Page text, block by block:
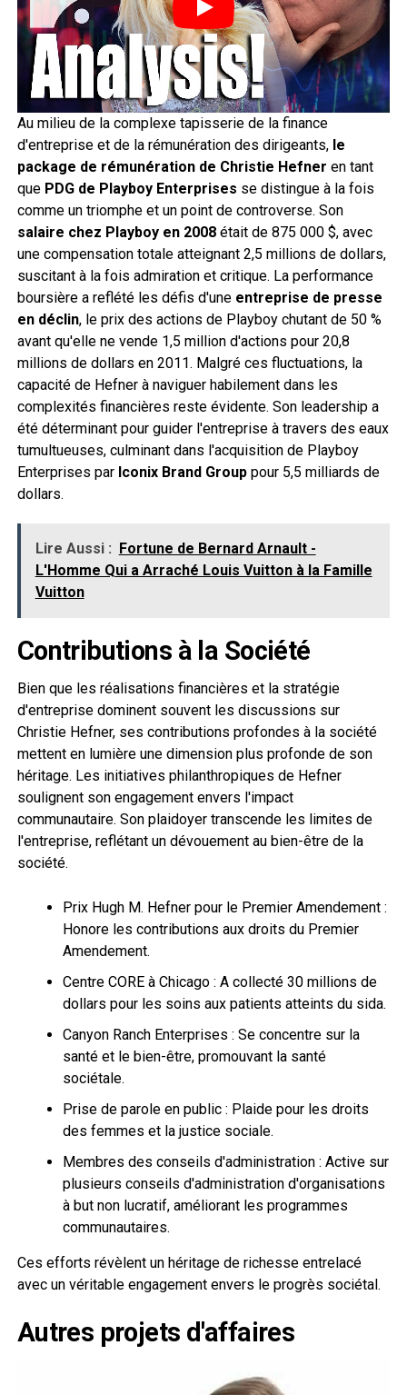
Au milieu de la complexe tapisserie de la finance
d'entreprise et de la rémunération des dirigeants, le
package de rémunération de Christie Hefner en tant
que PDG de Playboy Enterprises se distingue à la fois
comme un triomphe et un point de controverse. Son
salaire chez Playboy en 2008était de 875 000 $, avec
une compensation totale atteignant 2,5 millions de dollars,
suscitant à la fois admiration et critique. La performance
boursière a reflété les défis d'une entreprise de presse
en déclin, le prix des actions de Playboy chutant de 50 %
avant qu'elle ne vende 1,5 million d'actions pour 20,8
millions de dollars en 2011. Malgré ces fluctuations, la
capacité de Hefner à naviguer habilement dans les
complexités financières reste évidente. Son leadership a
été déterminant pour guider l'entreprise à travers des eaux
tumultueuses, culminant dans l'acquisition de Playboy
Enterprises par Iconix Brand Grouppour 5,5 milliards de
dollars.
Lire Aussi : Fortune de Bernard Arnault -
L'Homme Qui a Arraché Louis Vuitton à la Famille
Vuitton
Contributions à la Société
Bien que les réalisations financières et la stratégie
d'entreprise dominent souvent les discussions sur
Christie Hefner, ses contributions profondes à la société
mettent en lumière une dimension plus profonde de son
héritage. Les initiatives philanthropiques de Hefner
soulignent son engagement envers l'impact
communautaire. Son plaidoyer transcende les limites de
l'entreprise, reflétant un dévouement au bien-être de la
société.
Prix Hugh M. Hefner pour le Premier Amendement :
Honore les contributions aux droits du Premier
Amendement.
Centre CORE à Chicago : A collecté 30 millions de
dollars pour les soins aux patients atteints du sida.
Canyon Ranch Enterprises : Se concentre sur la
santé et le bien-être, promouvant la santé
sociétale.
Prise de parole en public : Plaide pour les droits
des femmes et la justice sociale.
Membres des conseils d'administration : Active sur
plusieurs conseils d'administration d'organisations
à but non lucratif, améliorant les programmes
communautaires.
Ces efforts révèlent un héritage de richesse entrelacé
avec un véritable engagement envers le progrès sociétal.
Autres projets d'affaires